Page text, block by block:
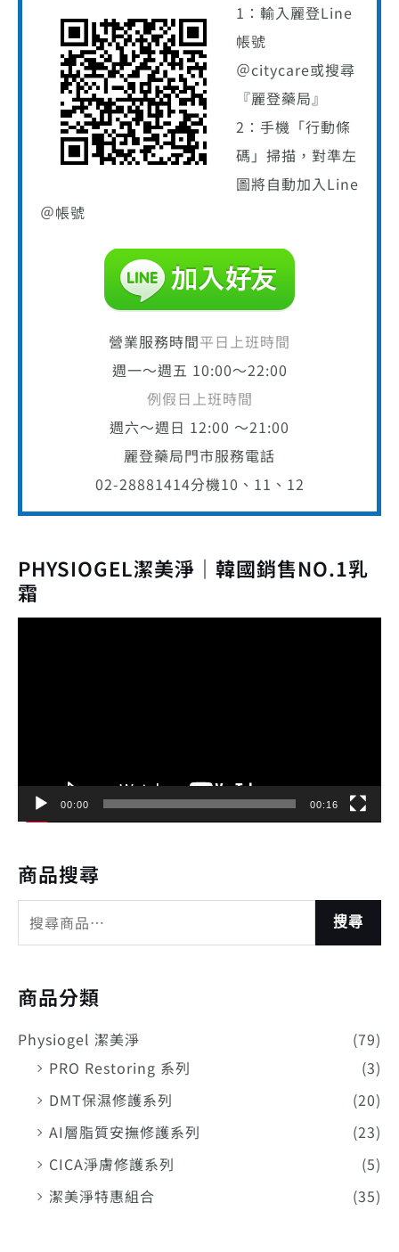
1：輸入麗登Line
帳號
＠citycare或搜尋
『麗登藥局』
2：手機「行動條
碼」掃描，對準左
圖將自動加入Line
＠帳號
營業服務時間平日上班時間
週一～週五 10:00～22:00
例假日上班時間
週六～週日 12:00 ～21:00
麗登藥局門市服務電話
02-28881414分機10、11、12
PHYSIOGEL潔美淨｜韓國銷售NO.1乳
霜
00:00 00:16
商品搜尋
搜尋
商品分類
Physiogel 潔美淨
(79)
PRO Restoring 系列
(3)
DMT保濕修護系列
(20)
AI層脂質安撫修護系列
(23)
CICA淨膚修護系列
(5)
潔美淨特惠組合
(35)